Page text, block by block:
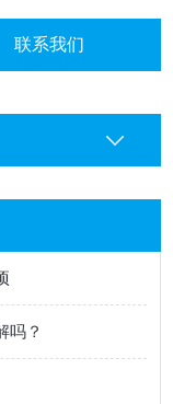
联系我们
吗？